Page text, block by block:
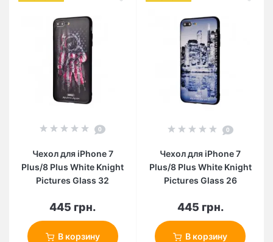
0
Чехол для iPhone 7
Plus/8 Plus White Knight
Pictures Glass 32
445 грн.
В корзину
0
Чехол для iPhone 7
Plus/8 Plus White Knight
Pictures Glass 26
445 грн.
В корзину